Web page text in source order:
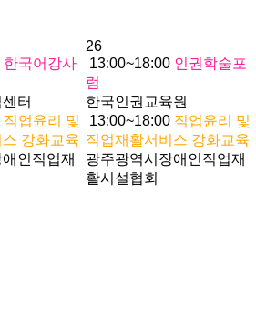
한국어강사
터
직업윤리 및
강화교육
인직업재
26
13:00~18:00 인권학술포
럼
한국인권교육원
13:00~18:00 직업윤리 및
직업재활서비스 강화교육
광주광역시장애인직업재
활시설협회